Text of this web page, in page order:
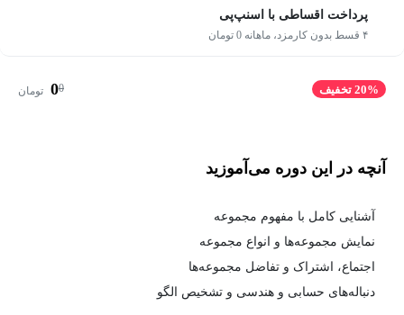
پرداخت اقساطی با اسنپ‌پی
۴ قسط بدون کارمزد، ماهانه 0 تومان
20% تخفیف 0
0 تومان
آنچه در این دوره می‌آموزید
آشنایی کامل با مفهوم مجموعه
نمایش مجموعه‌ها و انواع مجموعه
اجتماع، اشتراک و تفاضل مجموعه‌ها
دنباله‌های حسابی و هندسی و تشخیص الگو